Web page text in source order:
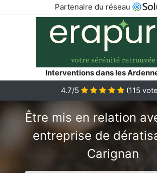
Partenaire du réseau
Interventions dans les
4.7/5
(115
Être mis en relation
entreprise de
Carignan